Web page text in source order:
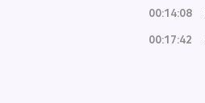
00:14:08
00:17:42